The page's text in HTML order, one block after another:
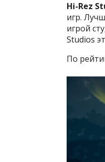
Hi-Rez
игр.
игрой
Studios
По